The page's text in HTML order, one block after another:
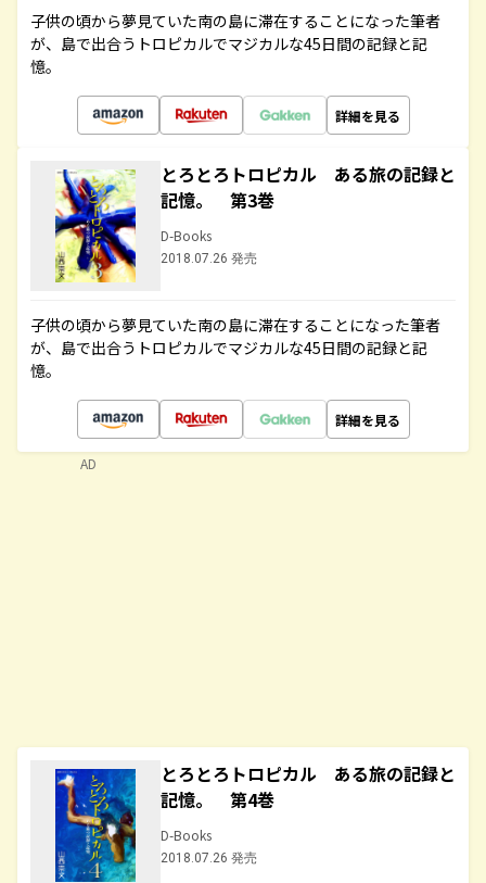
子供の頃から夢見ていた南の島に滞在することになった筆者
が、島で出合うトロピカルでマジカルな45日間の記録と記
憶。
詳細を見る
とろとろトロピカル ある旅の記録と
記憶。 第3巻
D-Books
2018.07.26 発売
子供の頃から夢見ていた南の島に滞在することになった筆者
が、島で出合うトロピカルでマジカルな45日間の記録と記
憶。
詳細を見る
とろとろトロピカル ある旅の記録と
記憶。 第4巻
D-Books
2018.07.26 発売
AD